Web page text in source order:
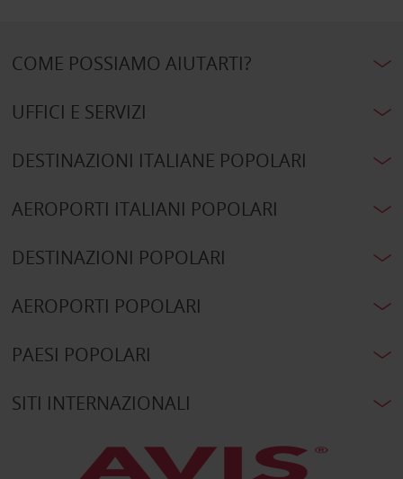
COME POSSIAMO AIUTARTI?
UFFICI E SERVIZI
DESTINAZIONI ITALIANE POPOLARI
AEROPORTI ITALIANI POPOLARI
DESTINAZIONI POPOLARI
AEROPORTI POPOLARI
PAESI POPOLARI
SITI INTERNAZIONALI